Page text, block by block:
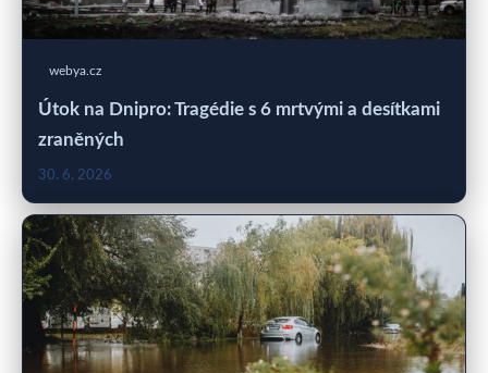
webya.cz
Útok na Dnipro: Tragédie s 6 mrtvými a desítkami
zraněných
30. 6. 2026